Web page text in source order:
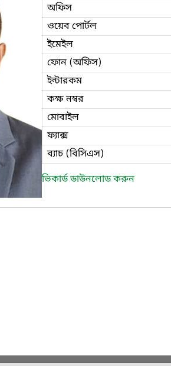
অফিস
ওয়েব পোর্টল
ইমেইল
ফোন (অফিস)
ইন্টারকম
কক্ষ নম্বর
মোবাইল
ফ্যাক্স
ব্যাচ (বিসিএস)
ভিকার্ড ডাউনলোড করুন